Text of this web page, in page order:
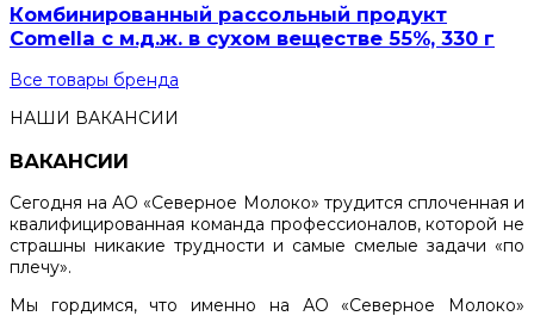
Комбинированный рассольный продукт
Comella с м.д.ж. в сухом веществе 55%, 330 г
Все товары бренда
НАШИ ВАКАНСИИ
ВАКАНСИИ
Сегодня на АО «Северное Молоко» трудится сплоченная и
квалифицированная команда профессионалов, которой не
страшны никакие трудности и самые смелые задачи «по
плечу».
Мы гордимся, что именно на АО «Северное Молоко»